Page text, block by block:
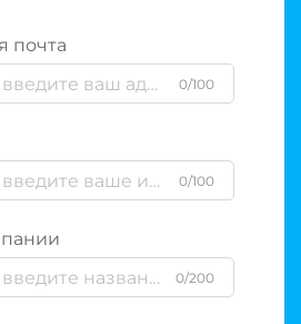
почта
0/100
0/100
0/200